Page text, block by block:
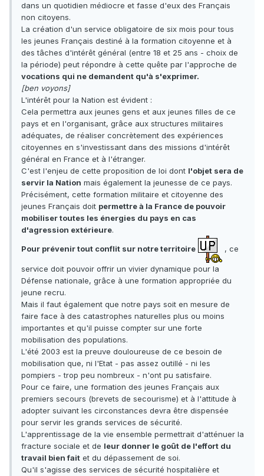
dans un quotidien médiocre et fasse d'eux des Français
non citoyens.
La création d'un service obligatoire de six mois pour tous
les jeunes Français destiné à la formation citoyenne et à
des tâches d'intérêt général (entre 18 et 25 ans - choix de
la période) peut répondre à cette quête par l'approche de
vocations qui ne demandent qu'à s'exprimer.
[ben voyons]
L'intérêt pour la Nation est évident :
Cela permettra aux jeunes gens et aux jeunes filles de ce
pays et en l'organisant, grâce aux structures militaires
adéquates, de réaliser concrètement des expériences
citoyennes en s'investissant dans des missions d'intérêt
général en France et à l'étranger.
C'est l'enjeu de cette proposition de loi dont l'objet sera de
servir la Nation mais également la jeunesse de ce pays.
Précisément, cette formation militaire et citoyenne des
jeunes Français doit permettre à la France de pouvoir
mobiliser toutes les énergies du pays en cas
d'agression extérieure.
Pour prévenir tout conflit sur notre territoire
, ce
service doit pouvoir offrir un vivier dynamique pour la
Défense nationale, grâce à une formation appropriée du
jeune recru.
Mais il faut également que notre pays soit en mesure de
faire face à des catastrophes naturelles plus ou moins
importantes et qu'il puisse compter sur une forte
mobilisation des populations.
L'été 2003 est la preuve douloureuse de ce besoin de
mobilisation que, ni l'Etat - pas assez outillé - ni les
pompiers - trop peu nombreux - n'ont pu satisfaire.
Pour ce faire, une formation des jeunes Français aux
premiers secours (brevets de secourisme) et à l'attitude à
adopter suivant les circonstances devra être dispensée
pour servir les grands services de sécurité.
L'apprentissage de la vie ensemble permettrait d'atténuer la
fracture sociale et de leur donner le goût de l'effort du
travail bien fait et du dépassement de soi.
Qu'il s'agisse des services de sécurité hospitalière et